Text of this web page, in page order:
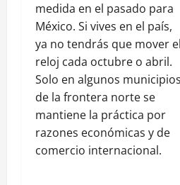
medida en el pasado para
México. Si vives en el país,
ya no tendrás que mover el
reloj cada octubre o abril.
Solo en algunos municipios
de la frontera norte se
mantiene la práctica por
razones económicas y de
comercio internacional.